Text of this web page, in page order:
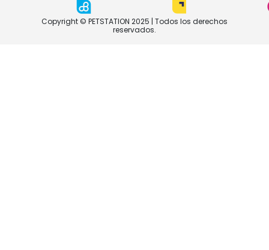
Copyright © PETSTATION 2025 | Todos los derechos
reservados.